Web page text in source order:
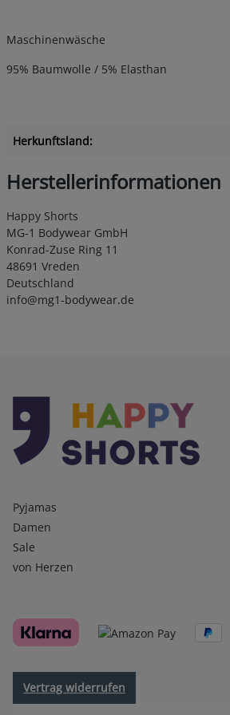
Maschinenwäsche
95% Baumwolle / 5% Elasthan
Herkunftsland:
Herstellerinformationen
Happy Shorts
MG-1 Bodywear GmbH
Konrad-Zuse Ring 11
48691 Vreden
Deutschland
info@mg1-bodywear.de
Kategorien
Pyjamas
Damen
Sale
von Herzen
Vertrag widerrufen